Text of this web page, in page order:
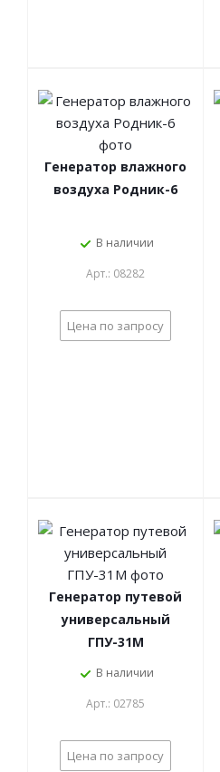
Генератор влажного
воздуха Родник-6
В наличии
Арт.: 08282
Цена по запросу
Генератор путевой
универсальный
ГПУ-31М
В наличии
Арт.: 02785
Цена по запросу